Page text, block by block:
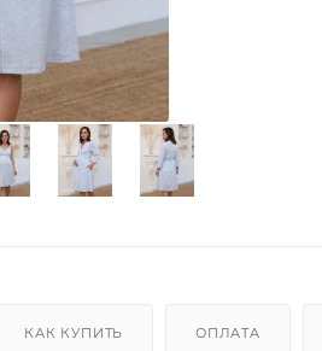
КАК КУПИТЬ ОПЛАТА